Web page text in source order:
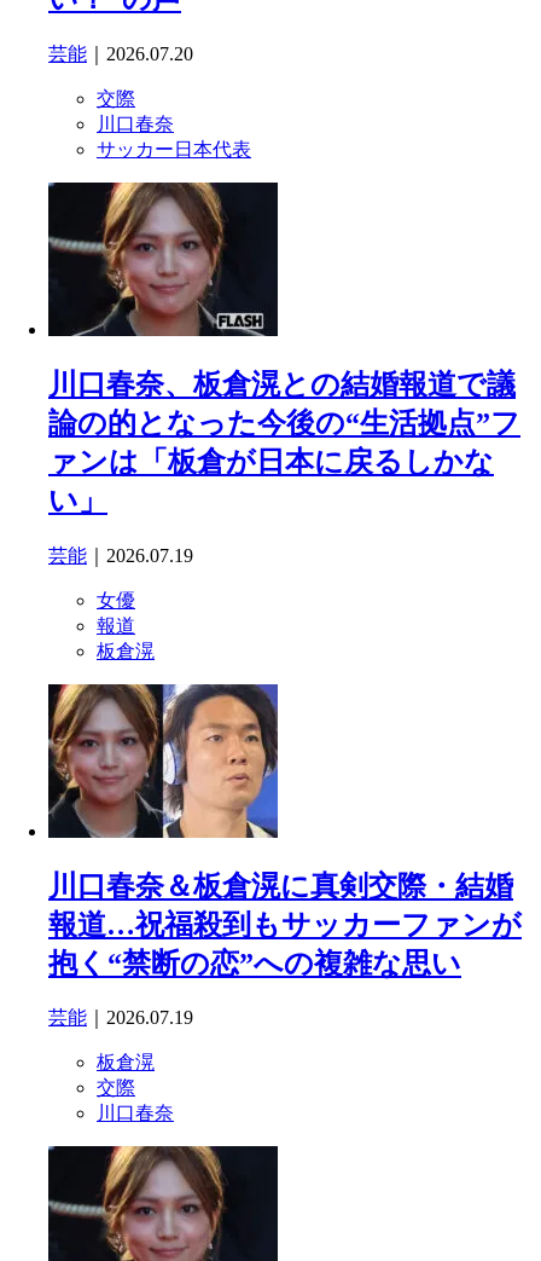
芸能 ｜2026.07.20
交際
川口春奈
サッカー日本代表
川口春奈、板倉滉との結婚報道で議
論の的となった今後の“生活拠点”フ
ァンは「板倉が日本に戻るしかな
い」
芸能 ｜2026.07.19
女優
報道
板倉滉
川口春奈＆板倉滉に真剣交際・結婚
報道…祝福殺到もサッカーファンが
抱く“禁断の恋”への複雑な思い
芸能 ｜2026.07.19
板倉滉
交際
川口春奈